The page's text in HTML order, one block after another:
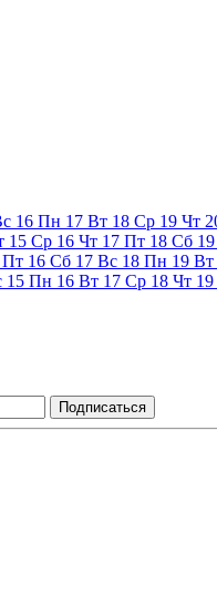
16 Пн 17 Вт 18 Ср 19 Чт
15 Ср 16 Чт 17 Пт 18 Сб 19
Пт 16 Сб 17 Вс 18 Пн 19 Вт
15 Пн 16 Вт 17 Ср 18 Чт 19